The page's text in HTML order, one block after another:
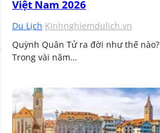
Việt Nam 2026
Du Lịch·Kinhnghiemdulich.vn
Quỳnh Quân Tử ra đời như thế nào?
Trong vài năm…